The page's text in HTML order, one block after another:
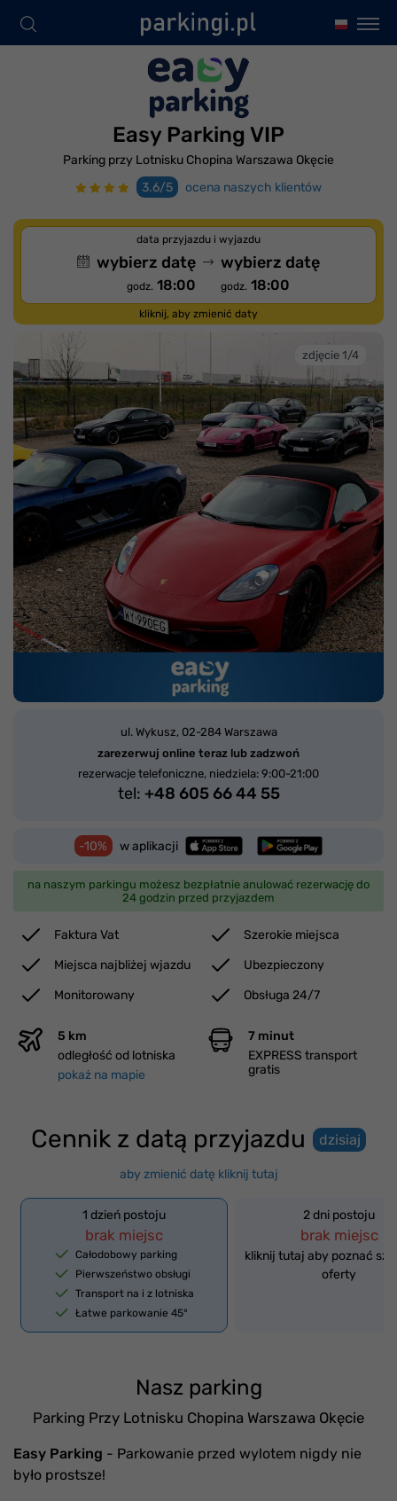
Easy Parking VIP
Parking przy Lotnisku Chopina Warszawa Okęcie
3.6/5
ocena naszych klientów
data przyjazdu i wyjazdu
wybierz datę
godz. 18:00
wybierz datę
godz. 18:00
kliknij, aby zmienić daty
zdjęcie 1/4
ul. Wykusz, 02-284 Warszawa
zarezerwuj online teraz lub zadzwoń
rezerwacje telefoniczne, niedziela: 9:00-21:00
tel: +48 605 66 44 55
-10% w aplikacji
na naszym parkingu możesz bezpłatnie anulować rezerwację do
24 godzin przed przyjazdem
Faktura Vat
Szerokie miejsca
Miejsca najbliżej wjazdu
Ubezpieczony
Monitorowany
Obsługa 24/7
5 km
odległość od lotniska
pokaż na mapie
7 minut
EXPRESS transport
gratis
Cennik z datą przyjazdu dzisiaj
aby zmienić datę kliknij tutaj
1 dzień postoju
brak miejsc
Całodobowy parking
Pierwszeństwo obsługi
Transport na i z lotniska
Łatwe parkowanie 45°
2 dni postoju
brak miejsc
kliknij tutaj aby poznać
oferty
Nasz parking
Parking Przy Lotnisku Chopina Warszawa Okęcie
Easy Parking - Parkowanie przed wylotem nigdy nie
było prostsze!